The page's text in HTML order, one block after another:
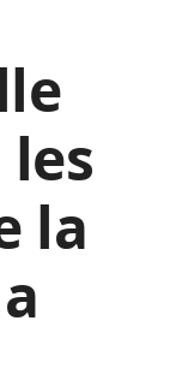
la